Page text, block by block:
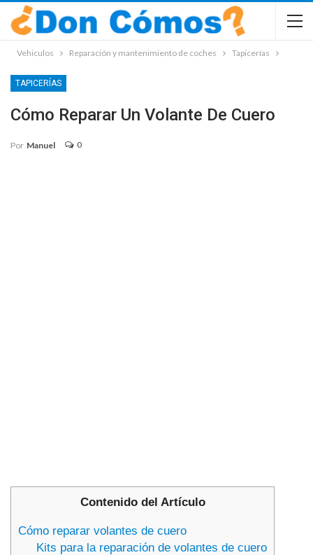
Vehiculos Reparación y mantenimiento de coches Tapicerías
TAPICERÍAS
Cómo Reparar Un Volante De Cuero
Por Manuel 0
Contenido del Artículo
Cómo reparar volantes de cuero
Kits para la reparación de volantes de cuero